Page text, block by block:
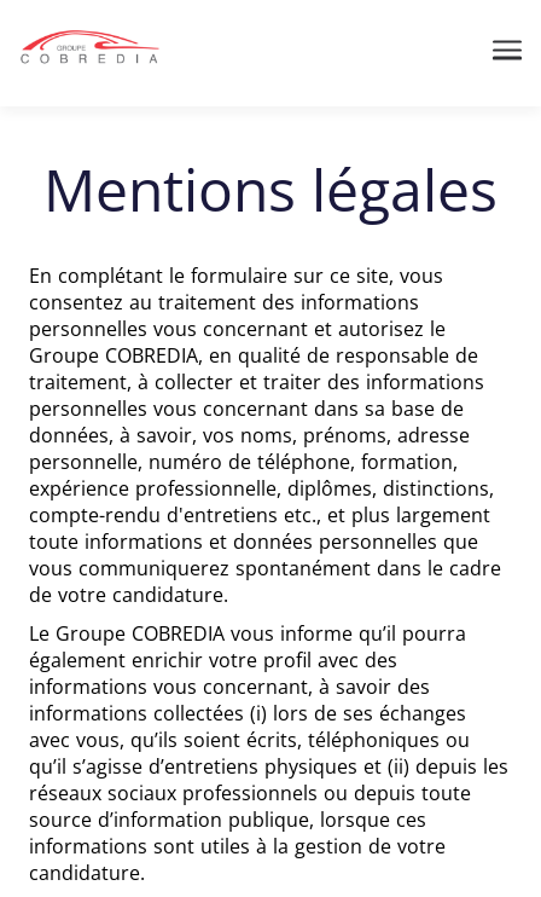
Mentions légales
En complétant le formulaire sur ce site, vous
consentez au traitement des informations
personnelles vous concernant et autorisez le
Groupe COBREDIA, en qualité de responsable de
traitement, à collecter et traiter des informations
personnelles vous concernant dans sa base de
données, à savoir, vos noms, prénoms, adresse
personnelle, numéro de téléphone, formation,
expérience professionnelle, diplômes, distinctions,
compte-rendu d'entretiens etc., et plus largement
toute informations et données personnelles que
vous communiquerez spontanément dans le cadre
de votre candidature.
Le Groupe COBREDIA vous informe qu’il pourra
également enrichir votre profil avec des
informations vous concernant, à savoir des
informations collectées (i) lors de ses échanges
avec vous, qu’ils soient écrits, téléphoniques ou
qu’il s’agisse d’entretiens physiques et (ii) depuis les
réseaux sociaux professionnels ou depuis toute
source d’information publique, lorsque ces
informations sont utiles à la gestion de votre
candidature.